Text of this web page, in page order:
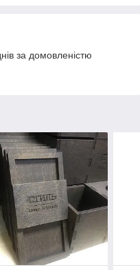
за домовленістю